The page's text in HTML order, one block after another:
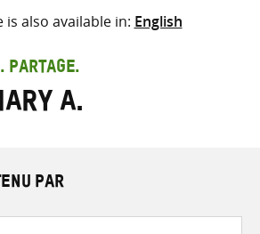
Sélectionner l’emplacement
Saisir
les
termes
is also available in: English
PARTAGE.
A.
PAR